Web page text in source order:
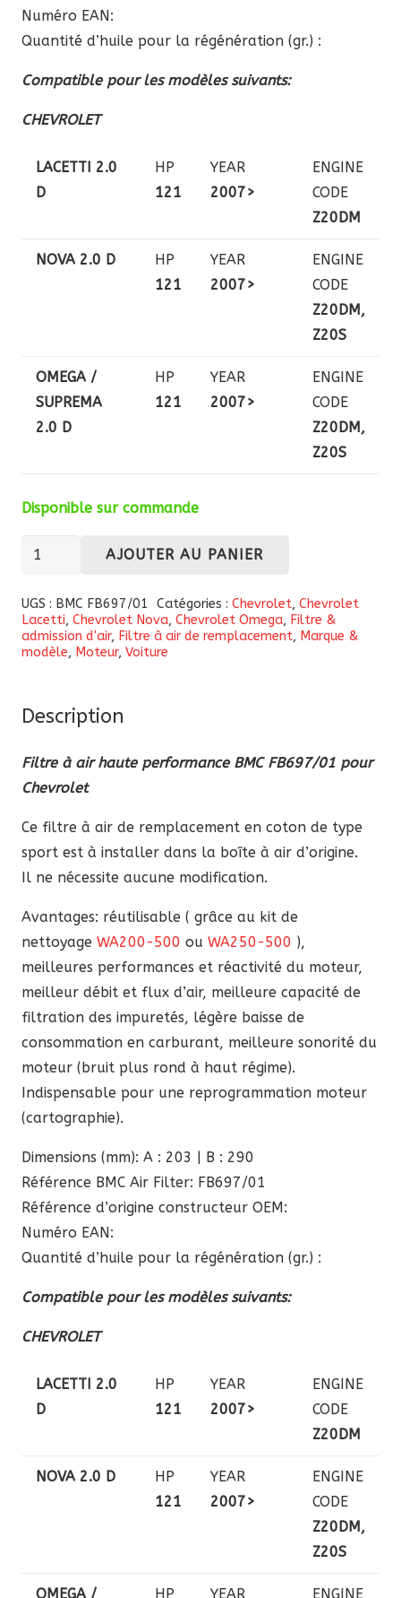
Numéro EAN:
Quantité d’huile pour la régénération (gr.) :
Compatible pour les modèles suivants:
CHEVROLET
LACETTI 2.0
D
HP
121
YEAR
2007>
ENGINE
CODE
Z20DM
NOVA 2.0 D
HP
121
YEAR
2007>
ENGINE
CODE
Z20DM,
Z20S
OMEGA /
SUPREMA
2.0 D
HP
121
YEAR
2007>
ENGINE
CODE
Z20DM,
Z20S
Disponible sur commande
quantité
Filtre
à
air
BMC
pour
Chevrolet
AJOUTER AU PANIER
UGS : BMC FB697/01 Catégories : Chevrolet, Chevrolet
Lacetti, Chevrolet Nova, Chevrolet Omega, Filtre &
admission d'air, Filtre à air de remplacement, Marque &
modèle, Moteur, Voiture
Description
Filtre à air haute performance BMC FB697/01 pour
Chevrolet
Ce filtre à air de remplacement en coton de type
sport est à installer dans la boîte à air d’origine.
Il ne nécessite aucune modification.
Avantages: réutilisable ( grâce au kit de
nettoyage WA200-500 ou WA250-500 ),
meilleures performances et réactivité du moteur,
meilleur débit et flux d’air, meilleure capacité de
filtration des impuretés, légère baisse de
consommation en carburant, meilleure sonorité du
moteur (bruit plus rond à haut régime).
Indispensable pour une reprogrammation moteur
(cartographie).
Dimensions (mm): A : 203 | B : 290
Référence BMC Air Filter: FB697/01
Référence d’origine constructeur OEM:
Numéro EAN:
Quantité d’huile pour la régénération (gr.) :
Compatible pour les modèles suivants:
CHEVROLET
LACETTI 2.0
D
HP
121
YEAR
2007>
ENGINE
CODE
Z20DM
NOVA 2.0 D
HP
121
YEAR
2007>
ENGINE
CODE
Z20DM,
Z20S
OMEGA / HP YEAR ENGINE